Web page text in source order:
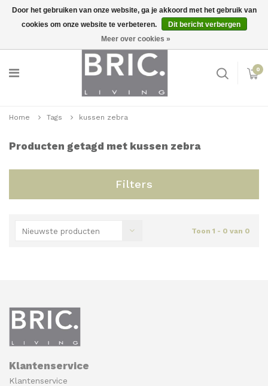
Inloggen
0
Home Tags kussen zebra
Producten getagd met kussen zebra
Filters
Nieuwste producten Toon 1 - 0 van 0
Klantenservice
Klantenservice
Door het gebruiken van onze website, ga je akkoord met het gebruik van
cookies om onze website te verbeteren.
Dit bericht verbergen
Meer over cookies »